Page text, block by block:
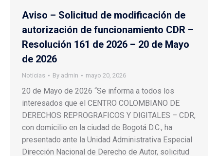
Aviso – Solicitud de modificación de
autorización de funcionamiento CDR –
Resolución 161 de 2026 – 20 de Mayo
de 2026
Noticias By admin mayo 20, 2026
20 de Mayo de 2026 “Se informa a todos los
interesados que el CENTRO COLOMBIANO DE
DERECHOS REPROGRAFICOS Y DIGITALES – CDR,
con domicilio en la ciudad de Bogotá D.C., ha
presentado ante la Unidad Administrativa Especial
Dirección Nacional de Derecho de Autor, solicitud